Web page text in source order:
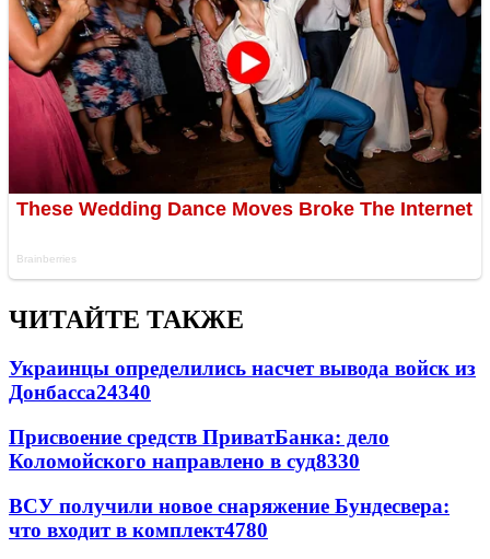
ЧИТАЙТЕ ТАКЖЕ
Украинцы определились насчет вывода войск из
Донбасса24340
Присвоение средств ПриватБанка: дело
Коломойского направлено в суд8330
ВСУ получили новое снаряжение Бундесвера:
что входит в комплект4780